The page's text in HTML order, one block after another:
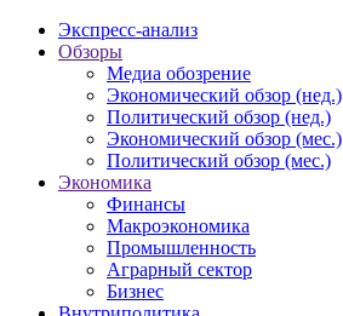
Экспресс-анализ
Обзоры
Медиа обозрение
Экономический обзор (нед.)
Политический обзор (нед.)
Экономический обзор (мес.)
Политический обзор (мес.)
Экономика
Финансы
Макроэкономика
Промышленность
Аграрный сектор
Бизнес